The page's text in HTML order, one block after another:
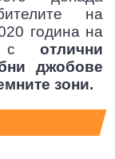
на
година на
с отлични
джобове
зони.